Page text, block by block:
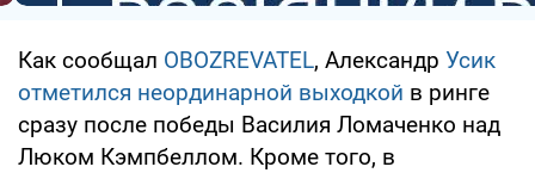
Как сообщал OBOZREVATEL, Александр Усик
отметился неординарной выходкой в ринге
сразу после победы Василия Ломаченко над
Люком Кэмпбеллом. Кроме того, в